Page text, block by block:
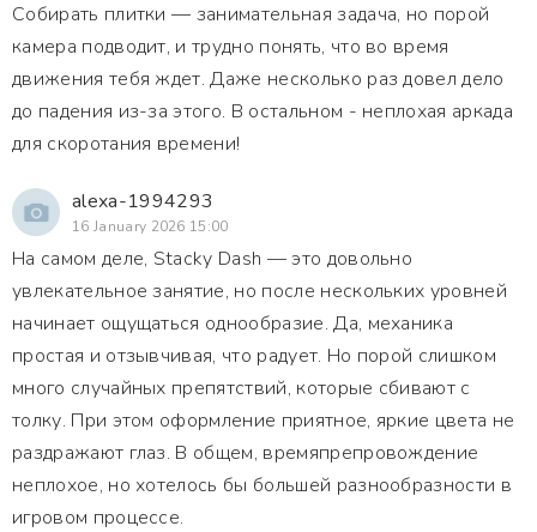
Собирать плитки — занимательная задача, но порой
камера подводит, и трудно понять, что во время
движения тебя ждет. Даже несколько раз довел дело
до падения из-за этого. В остальном - неплохая аркада
для скоротания времени!
alexa-1994293
16 January 2026 15:00
На самом деле, Stacky Dash — это довольно
увлекательное занятие, но после нескольких уровней
начинает ощущаться однообразие. Да, механика
простая и отзывчивая, что радует. Но порой слишком
много случайных препятствий, которые сбивают с
толку. При этом оформление приятное, яркие цвета не
раздражают глаз. В общем, времяпрепровождение
неплохое, но хотелось бы большей разнообразности в
игровом процессе.